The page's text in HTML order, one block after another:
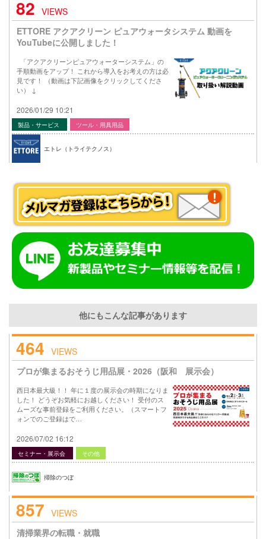
82 VIEWS
ETTORE アクアクリーン ピュアウォータシステム 動画を
YouTubeに公開しました！
「アクアクリーンピュアウォーターシステム」の
手順動画をアップ！ これから導入をお考えの方は必
見です！ （動画は下記画像をクリックしてくださ
い） ↓
2026/01/29 10:21
製品・サービス ツール・用具用品
エトレ（トライテクノス）
他にもこんな記事があります
464 VIEWS
プロが集まるおそうじ用品展・2026（阪和 展示会）
西日本最大級！！ 年に１度の展示会の時期になりま
した！ どうぞお気軽にお越しください！ 受付のス
ムーズな事前登録をご利用ください。（スマートフ
ォンでのご登録はで…
2026/07/02 16:12
セミナー・展示会 その他
掃除のつぼ
857 VIEWS
清掃業界の転職・就職